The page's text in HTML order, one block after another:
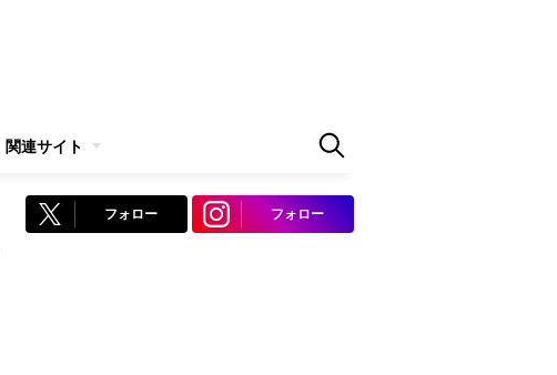
関連サイト
フォロー フォロー